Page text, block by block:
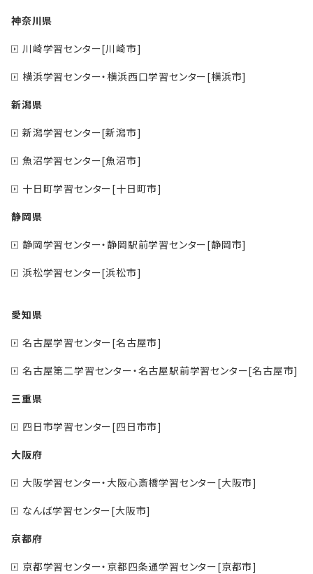
神奈川県
川崎学習センター[川崎市]
横浜学習センター・横浜西口学習センター[横浜市]
新潟県
新潟学習センター[新潟市]
魚沼学習センター[魚沼市]
十日町学習センター[十日町市]
静岡県
静岡学習センター・静岡駅前学習センター[静岡市]
浜松学習センター[浜松市]
愛知県
名古屋学習センター[名古屋市]
名古屋第二学習センター・名古屋駅前学習センター[名古屋市]
三重県
四日市学習センター[四日市市]
大阪府
大阪学習センター・大阪心斎橋学習センター[大阪市]
なんば学習センター[大阪市]
京都府
京都学習センター・京都四条通学習センター[京都市]